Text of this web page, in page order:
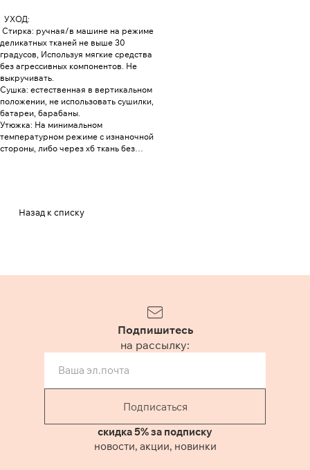
УХОД:
Стирка: ручная/в машине на режиме
деликатных тканей не выше 30
градусов, Используя мягкие средства
без агрессивных компонентов. Не
выкручивать.
Сушка: естественная в вертикальном
положении, не использовать сушилки,
батареи, барабаны.
Утюжка: На минимальном
температурном режиме с изнаночной
стороны, либо через хб ткань без
Назад к списку
Подпишитесь
на рассылку:
Подписаться
скидка 5% за подписку
новости, акции, новинки